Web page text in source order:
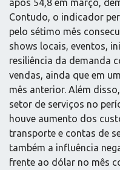
após 54,8 em março,
Contudo, o indicador
pelo sétimo mês
shows locais, eventos,
resiliência da demanda
vendas, ainda que em
mês anterior. Além
setor de serviços no
houve aumento dos
transporte e contas de
também a influência
frente ao dólar no mês